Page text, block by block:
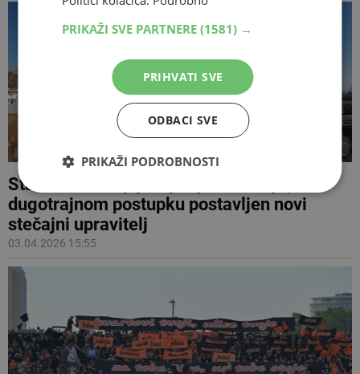
Stara Lasta Čapljina još je u stečaju, u
dugotrajnom postupku postavljen novi
stečajni upravitelj
03.04.2026 15:55
PRIKAŽI SVE PARTNERE (1581) →
PRIHVATI SVE
ODBACI SVE
PRIKAŽI PODROBNOSTI